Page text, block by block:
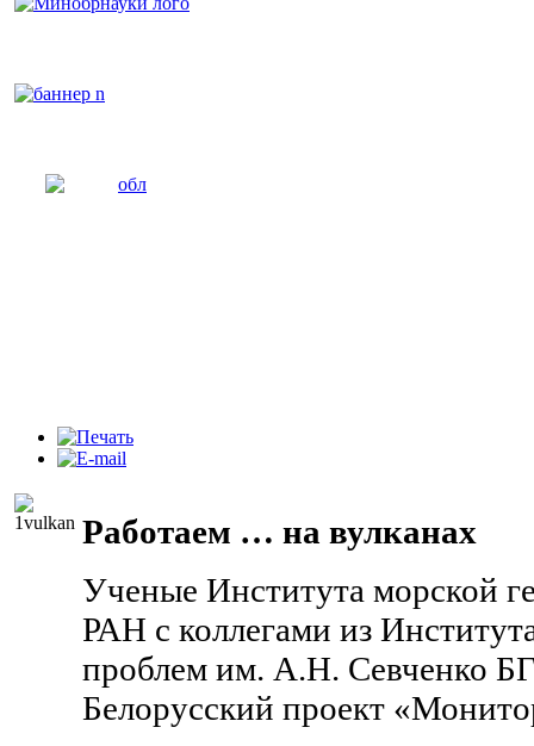
Работаем … на вулканах
Ученые Института морской
РАН с коллегами из
проблем им. А.Н. Севченко
Белорусский проект